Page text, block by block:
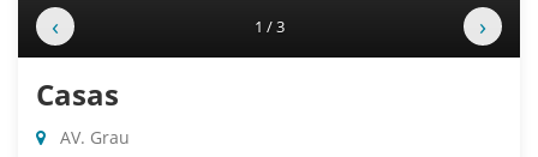
‹ 1 / 3 ›
Casas
AV. Grau